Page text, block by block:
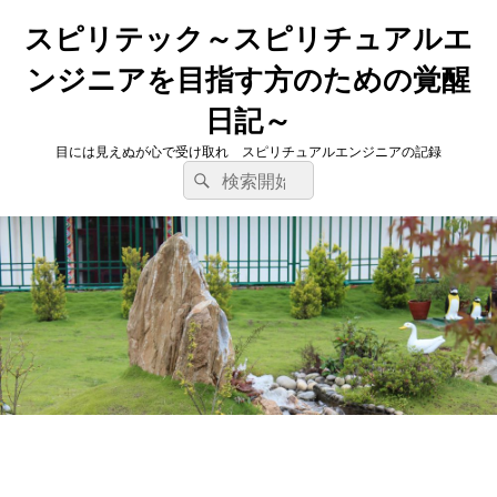
スピリテック～スピリチュアルエ
ンジニアを目指す方のための覚醒
日記～
目には見えぬが心で受け取れ スピリチュアルエンジニアの記録
検
索
対
象:
検
索